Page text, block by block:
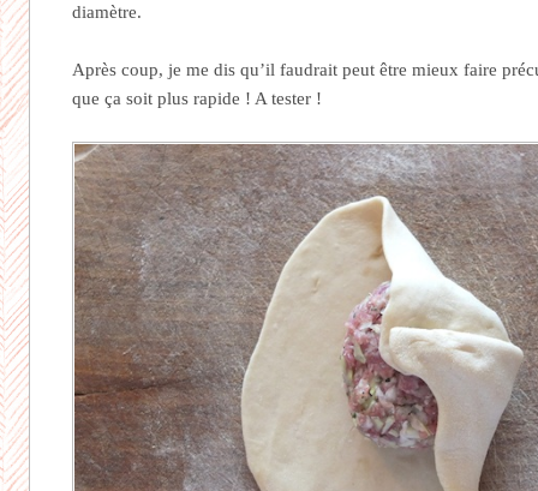
diamètre.
Après coup, je me dis qu’il faudrait peut être mieux faire
que ça soit plus rapide ! A tester !